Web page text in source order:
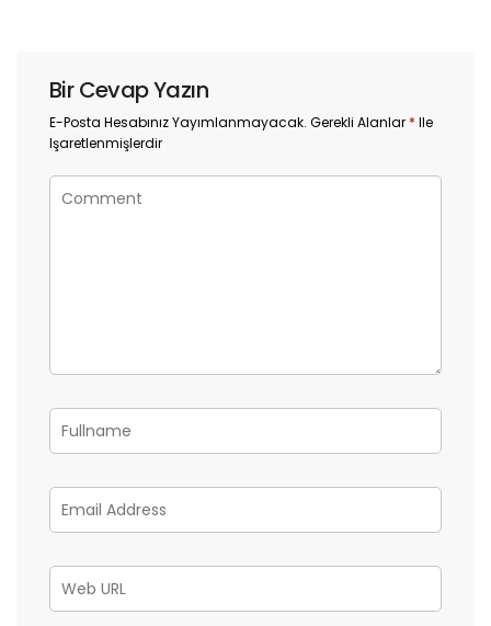
Bir Cevap Yazın
E-Posta Hesabınız Yayımlanmayacak. Gerekli Alanlar * Ile
Işaretlenmişlerdir